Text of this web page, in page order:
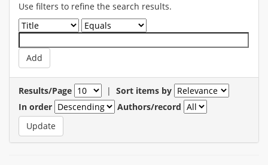
Use filters to refine the search results.
Results/Page | Sort items by
In order
Authors/record